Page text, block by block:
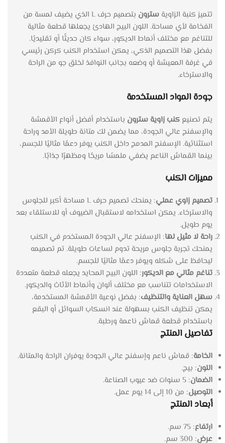
تتميز كنبة الزاوية سترون
بتصميم حرف L الذي يضيف لمسة من
الفخامة لأي مساحة. اللون البيج الهادئ يجعلها قطعة مثالية
للتناغم مع مختلف أنماط الديكور، سواء كان حديثًا أو تقليديًا.
بفضل هذا التصميم الذكي، يمكن استخدام الكنب كركن رئيسي
في غرفة المعيشة أو وضعه بجانب النوافذ لخلق جو من الراحة
والاسترخاء.
جودة المواد المستخدمة
يتم تصنيع كنب زاوية سترون باستخدام أفضل أنواع الأقمشة
والإسفنج عالي الجودة، مما يضمن لك متانة طويلة الأمد وراحة
استثنائية. الإسفنج المدمج داخل الكنب يوفر دعمًا مثاليًا للجسم،
بينما القماش الناعم يضفي ملمسًا مريحًا ومظهرًا جذابًا.
مميزات الكنب
تصميم زاوي عملي
: يمنحك تصميم حرف L مساحة أكبر للجلوس
والاسترخاء. يمكن استخدامه لاستقبال الضيوف أو للاستلقاء بعد
يوم طويل.
راحة لا مثيل لها: الإسفنج عالي الجودة المستخدم في الكنب
يمنحك تجربة جلوس مريحة تدوم لساعات طويلة. تم تصميمه
ليحافظ على شكله ويوفر دعمًا مثاليًا للجسم.
تناغم مثالي مع الديكور: اللون البيج المحايد يجعله قطعة متعددة
الاستخدامات تتناسب مع مختلف ألوان وأنماط الأثاث والديكور.
سهل العناية والتنظيف: بفضل نوعية الأقمشة المستخدمة،
يمكن تنظيف الكنب بسهولة عند انسكاب السوائل أو البقع
باستخدام قطعة قماش ناعمة ورطبة.
تفاصيل المنتج
الخامة: قماش ناعم وإسفنج عالي الجودة يوفران الراحة والمتانة.
اللون: بيج.
الضمان: 5 سنوات ضد عيوب الصناعة.
التوصيل: من 10 إلى 14 يوم عمل.
أبعاد المنتج
ارتفاع: 75 سم.
عرض: 300 سم.